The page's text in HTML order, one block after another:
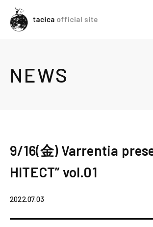
NEWS
9/16(金) Varrentia
HITECT” vol.01
2022.07.03